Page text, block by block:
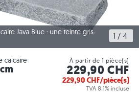
Java Blue : une teinte gris-
1 / 4
calcaire À partir de 1 pièce(s)
229,90 CHF
229,90CHF/pièce(s)
TVA 8,1% incluse